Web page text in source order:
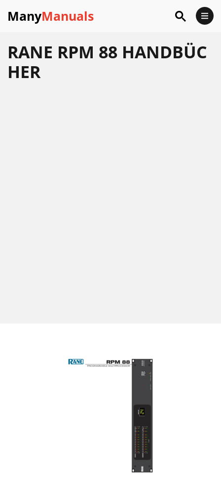
ManyManuals
RANE RPM 88 HANDBÜC
HER